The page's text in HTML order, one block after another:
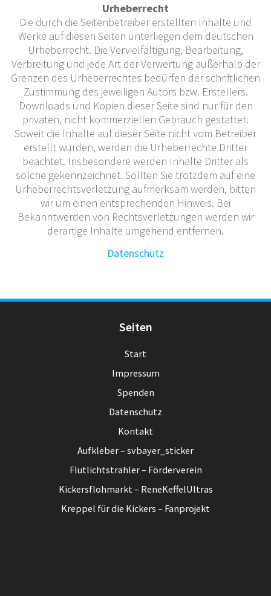
Urheberrecht
Die durch die Seitenbetreiber erstellten Inhalte und
Werke auf diesen Seiten unterliegen dem deutschen
Urheberrecht. Die Vervielfältigung, Bearbeitung,
Verbreitung und jede Art der Verwertung außerhalb der
Grenzen des Urheberrechtes bedürfen der schriftlichen
Zustimmung des jeweiligen Autors bzw. Erstellers.
Downloads und Kopien dieser Seite sind nur für den
privaten, nicht kommerziellen Gebrauch gestattet.
Soweit die Inhalte auf dieser Seite nicht vom Betreiber
erstellt wurden, werden die Urheberrechte Dritter
beachtet. Insbesondere werden Inhalte Dritter als
solche gekennzeichnet. Sollten Sie trotzdem auf eine
Urheberrechtsverletzung aufmerksam werden, bitten
wir um einen entsprechenden Hinweis. Bei
Bekanntwerden von Rechtsverletzungen werden wir
derartige Inhalte umgehend entfernen.
Datenschutz
Seiten
Start
Impressum
Spenden
Datenschutz
Kontakt
Aufkleber – svbayer_sticker
Flutlichtstrahler – Förderverein
Kickersflohmarkt – ReneKeffelUltras
Kreppel für die Kickers – Fanprojekt